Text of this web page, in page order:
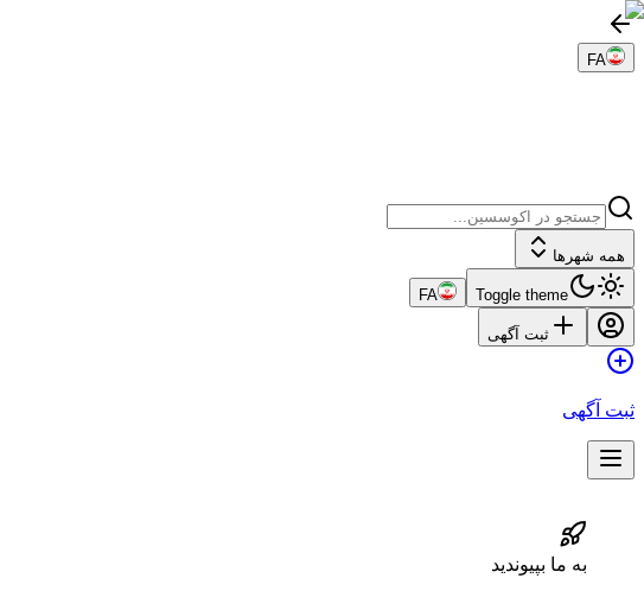
FA
همه شهرها
Toggle theme
FA
ثبت آگهی
ثبت آگهی
به ما بپیوندید